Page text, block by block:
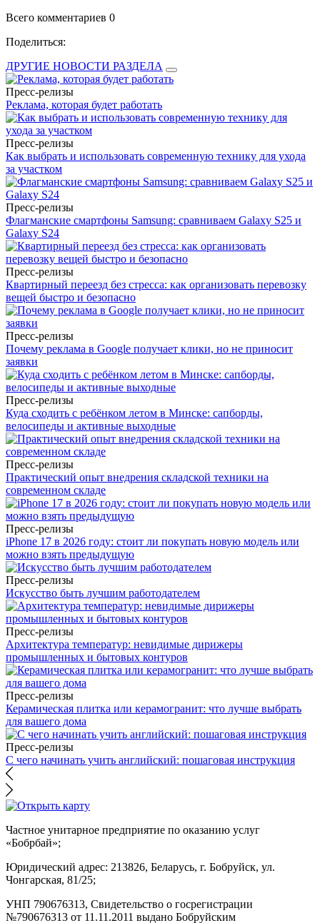
Всего комментариев 0
Поделиться:
ДРУГИЕ НОВОСТИ РАЗДЕЛА
Пресс-релизы
Реклама, которая будет работать
Пресс-релизы
Как выбрать и использовать современную технику для ухода
за участком
Пресс-релизы
Флагманские смартфоны Samsung: сравниваем Galaxy S25 и
Galaxy S24
Пресс-релизы
Квартирный переезд без стресса: как организовать перевозку
вещей быстро и безопасно
Пресс-релизы
Почему реклама в Google получает клики, но не приносит
заявки
Пресс-релизы
Куда сходить с ребёнком летом в Минске: сапборды,
велосипеды и активные выходные
Пресс-релизы
Практический опыт внедрения складской техники на
современном складе
Пресс-релизы
iPhone 17 в 2026 году: стоит ли покупать новую модель или
можно взять предыдущую
Пресс-релизы
Искусство быть лучшим работодателем
Пресс-релизы
Архитектура температур: невидимые дирижеры
промышленных и бытовых контуров
Пресс-релизы
Керамическая плитка или керамогранит: что лучше выбрать
для вашего дома
Пресс-релизы
С чего начинать учить английский: пошаговая инструкция
Частное унитарное предприятие по оказанию услуг
«Бобрбай»;
Юридический адрес: 213826, Беларусь, г. Бобруйск, ул.
Чонгарская, 81/25;
УНП 790676313, Свидетельство о госрегистрации
№790676313 от 11.11.2011 выдано Бобруйским